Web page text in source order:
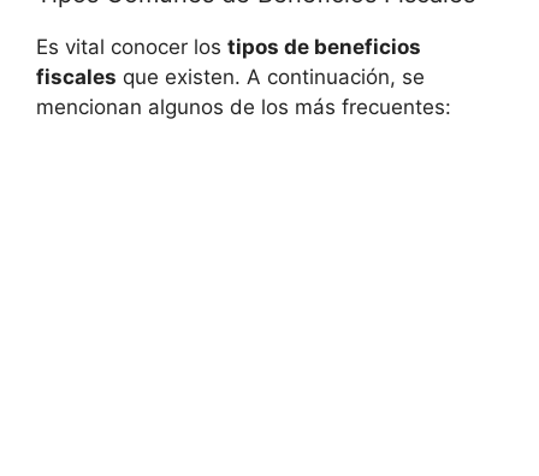
Es vital conocer los tipos de beneficios
fiscales que existen. A ‍continuación, se
mencionan algunos de los ‌más frecuentes: